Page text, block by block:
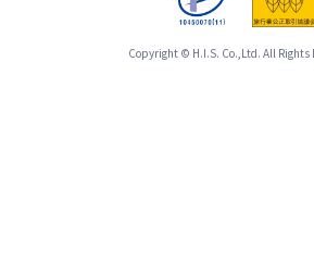
Copyright © H.I.S. Co.,Ltd. All Rights